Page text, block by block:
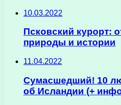
10.03.2022
Псковский курорт:
природы и истории
11.04.2022
Сумасшедший! 10
об Исландии (+